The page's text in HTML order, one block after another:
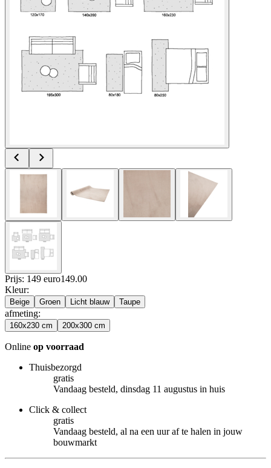
Prijs: 149 euro149.00
Kleur:
Beige Groen Licht blauw Taupe
afmeting:
160x230 cm 200x300 cm
Online op voorraad
Thuisbezorgd
gratis
Vandaag besteld, dinsdag 11 augustus in huis
Click & collect
gratis
Vandaag besteld, al na een uur af te halen in jouw
bouwmarkt